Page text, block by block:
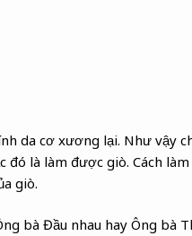
da cơ xương lại. Như vậy
là làm được giò. Cách
giò.
bà Đầu nhau hay Ông bà